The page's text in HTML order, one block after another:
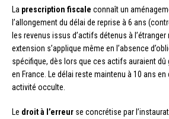
La prescription fiscale connaît un
l’allongement du délai de reprise à 6 ans
les revenus issus d’actifs détenus à
extension s’applique même en l’absence
spécifique, dès lors que ces actifs auraient
en France. Le délai reste maintenu à 10 ans en
activité occulte.
Le droit à l’erreur se concrétise par